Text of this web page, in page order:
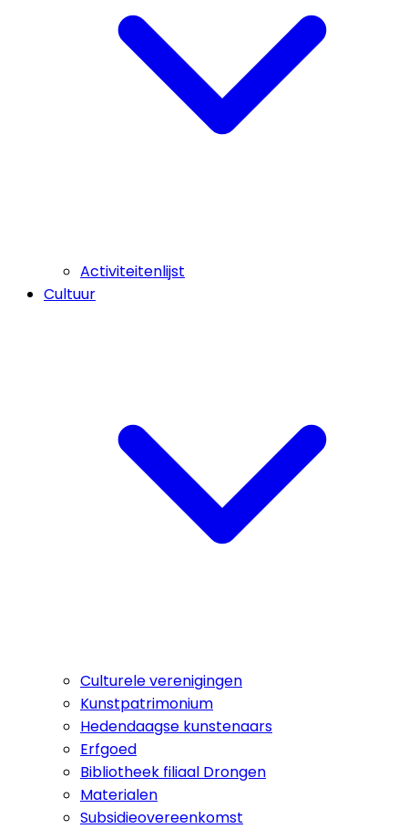
Activiteitenlijst
Cultuur
Culturele verenigingen
Kunstpatrimonium
Hedendaagse kunstenaars
Erfgoed
Bibliotheek filiaal Drongen
Materialen
Subsidieovereenkomst